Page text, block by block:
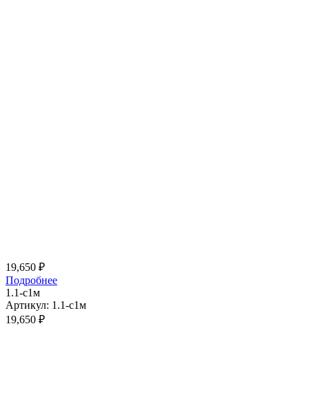
19,650 ₽
Подробнее
1.1-с1м
Артикул: 1.1-с1м
19,650 ₽